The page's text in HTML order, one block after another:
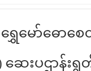
ရွှေမော်ဓော
ေးပဌာန်းရွ